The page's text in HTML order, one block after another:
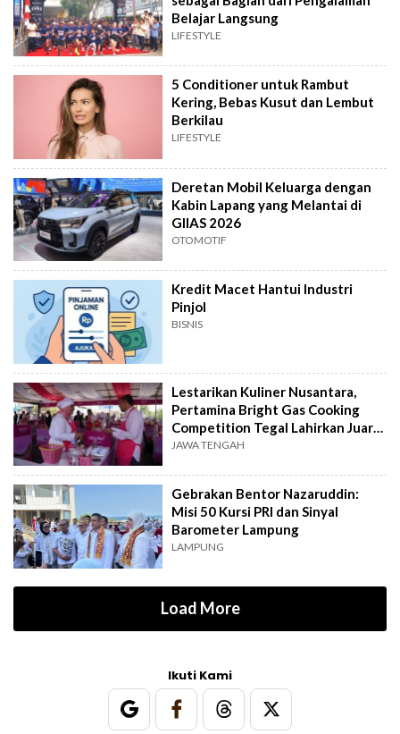
Belajar Langsung
LIFESTYLE
5 Conditioner untuk Rambut
Kering, Bebas Kusut dan Lembut
Berkilau
LIFESTYLE
Deretan Mobil Keluarga dengan
Kabin Lapang yang Melantai di
GIIAS 2026
OTOMOTIF
Kredit Macet Hantui Industri
Pinjol
BISNIS
Lestarikan Kuliner Nusantara,
Pertamina Bright Gas Cooking
Competition Tegal Lahirkan Juara
Baru
JAWA TENGAH
Gebrakan Bentor Nazaruddin:
Misi 50 Kursi PRI dan Sinyal
Barometer Lampung
LAMPUNG
Load More
Ikuti Kami